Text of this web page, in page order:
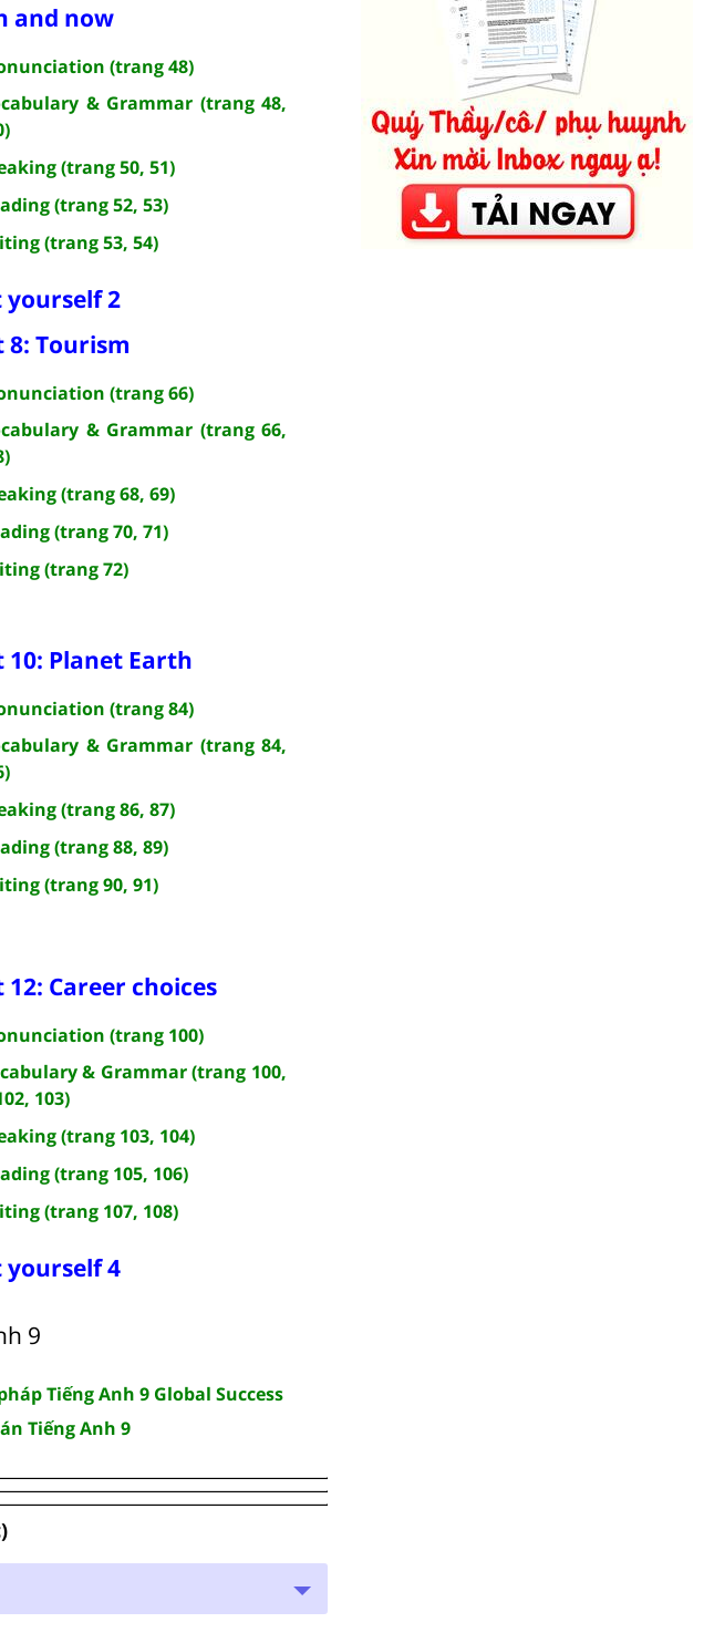
and now
(trang 48)
& Grammar (trang 48,
(trang 50, 51)
(trang 52, 53)
(trang 53, 54)
yourself 2
8: Tourism
(trang 66)
& Grammar (trang 66,
(trang 68, 69)
(trang 70, 71)
(trang 72)
10: Planet Earth
(trang 84)
& Grammar (trang 84,
(trang 86, 87)
(trang 88, 89)
(trang 90, 91)
12: Career choices
(trang 100)
& Grammar (trang 100,
103)
(trang 103, 104)
(trang 105, 106)
(trang 107, 108)
yourself 4
9
Tiếng Anh 9 Global Success
Tiếng Anh 9